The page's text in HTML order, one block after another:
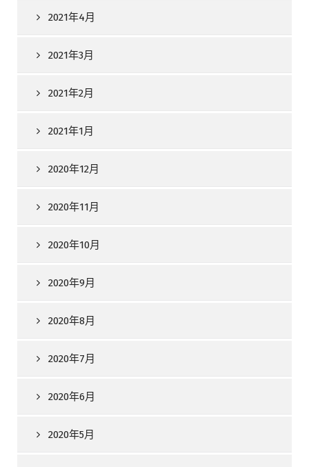
2021年4月
2021年3月
2021年2月
2021年1月
2020年12月
2020年11月
2020年10月
2020年9月
2020年8月
2020年7月
2020年6月
2020年5月